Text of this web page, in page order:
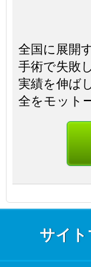
全国に展開
手術で失敗
実績を伸ば
全をモット
サイ